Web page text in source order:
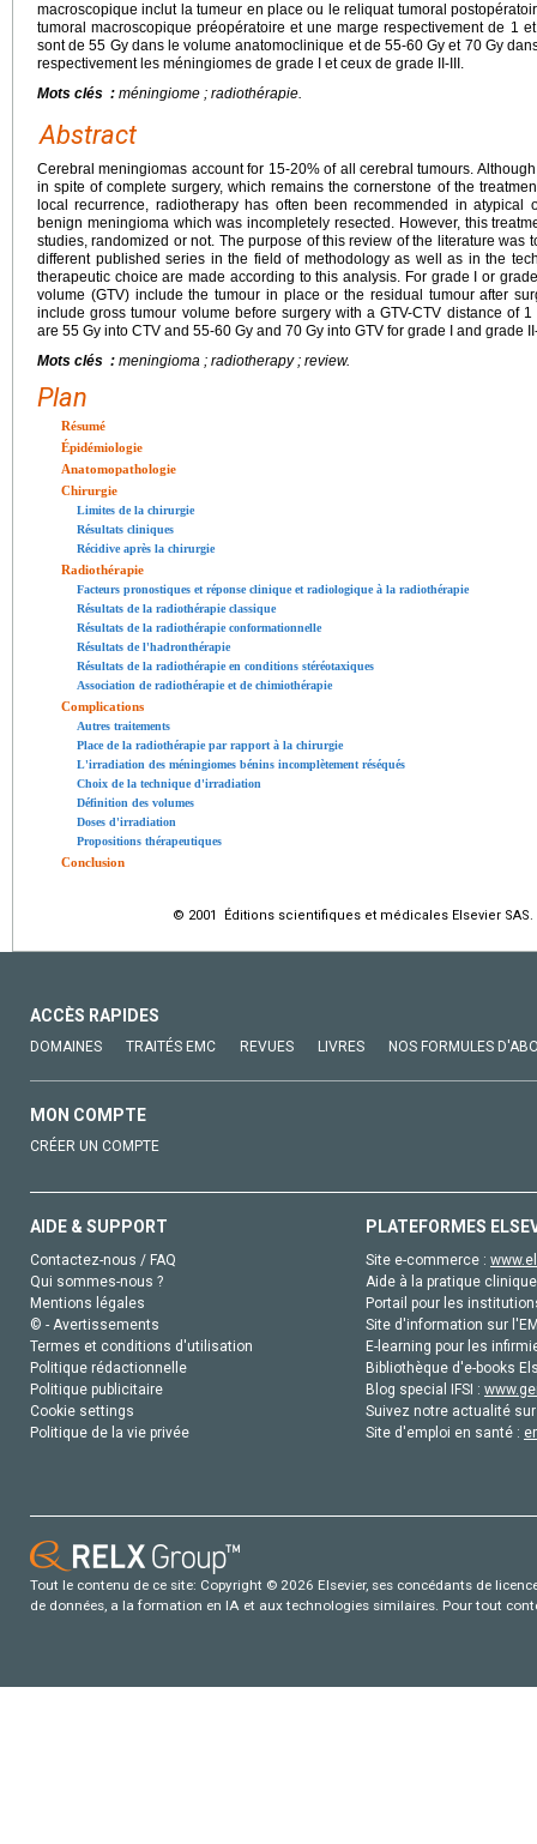
macroscopique inclut la tumeur en place ou le reliquat tumoral
tumoral macroscopique préopératoire et une marge respectivement de 1
sont de 55 Gy dans le volume anatomoclinique et de 55-60 Gy et 70 Gy
respectivement les méningiomes de grade I et ceux de grade II-III.
Mots clés : méningiome ; radiothérapie.
Abstract
Cerebral meningiomas account for 15-20% of all cerebral tumours.
in spite of complete surgery, which remains the cornerstone of the
local recurrence, radiotherapy has often been recommended in
benign meningioma which was incompletely resected. However, this
studies, randomized or not. The purpose of this review of the literature was
different published series in the field of methodology as well as in the
therapeutic choice are made according to this analysis. For grade I or
volume (GTV) include the tumour in place or the residual tumour after
include gross tumour volume before surgery with a GTV-CTV distance of
are 55 Gy into CTV and 55-60 Gy and 70 Gy into GTV for grade I and grade
Mots clés : meningioma ; radiotherapy ; review.
Plan
Résumé
Épidémiologie
Anatomopathologie
Chirurgie
Limites de la chirurgie
Résultats cliniques
Récidive après la chirurgie
Radiothérapie
Facteurs pronostiques et réponse clinique et radiologique à la radiothérapie
Résultats de la radiothérapie classique
Résultats de la radiothérapie conformationnelle
Résultats de l'hadronthérapie
Résultats de la radiothérapie en conditions stéréotaxiques
Association de radiothérapie et de chimiothérapie
Complications
Autres traitements
Place de la radiothérapie par rapport à la chirurgie
L'irradiation des méningiomes bénins incomplètement réséqués
Choix de la technique d'irradiation
Définition des volumes
Doses d'irradiation
Propositions thérapeutiques
Conclusion
© 2001 Éditions scientifiques et médicales Elsevier SAS.
ACCÈS RAPIDES
DOMAINES TRAITÉS EMC REVUES LIVRES NOS FORMULES
MON COMPTE
CRÉER UN COMPTE
AIDE & SUPPORT
Contactez-nous / FAQ
Qui sommes-nous ?
Mentions légales
© - Avertissements
Termes et conditions d'utilisation
Politique rédactionnelle
Politique publicitaire
Cookie settings
Politique de la vie privée
PLATEFORMES
Site e-commerce :
Aide à la pratique
Portail pour les
Site d'information sur
E-learning pour les
Bibliothèque d'e-books
Blog special IFSI :
Suivez notre actualité
Site d'emploi en santé :
Tout le contenu de ce site: Copyright © 2026 Elsevier, ses concédants de
de données, a la formation en IA et aux technologies similaires. Pour tout